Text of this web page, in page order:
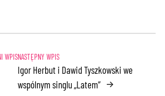
Igor Herbut i Dawid Tyszkowski we
wspólnym singlu „Latem” →